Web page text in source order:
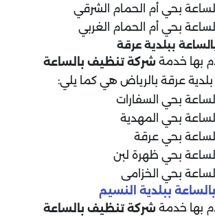
بحي أم الحمام الشرقي
بحي أم الحمام الغربي
ببلدية عرقة
بها خدمة شركة تنظيف بالساعة
بلدية عرقة بالرياض هي كما يلي:
بحي السفارات
بحي المهدية
بحي عرقة
بحي ظهرة لبن
بحي الخزامى
ببلدية النسيم
بها خدمة شركة تنظيف بالساعة